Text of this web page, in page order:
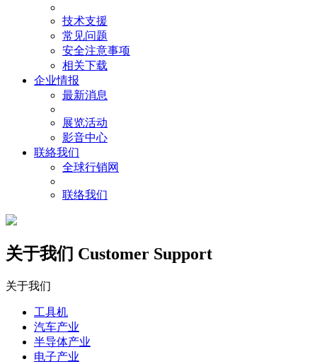
技术支援
常见问题
安全注意事项
相关下载
企业情报
最新消息
展览活动
影音中心
联絡我们
全球行销网
联络我们
关于我们 Customer Support
关于我们
工具机
汽车产业
半导体产业
电子产业